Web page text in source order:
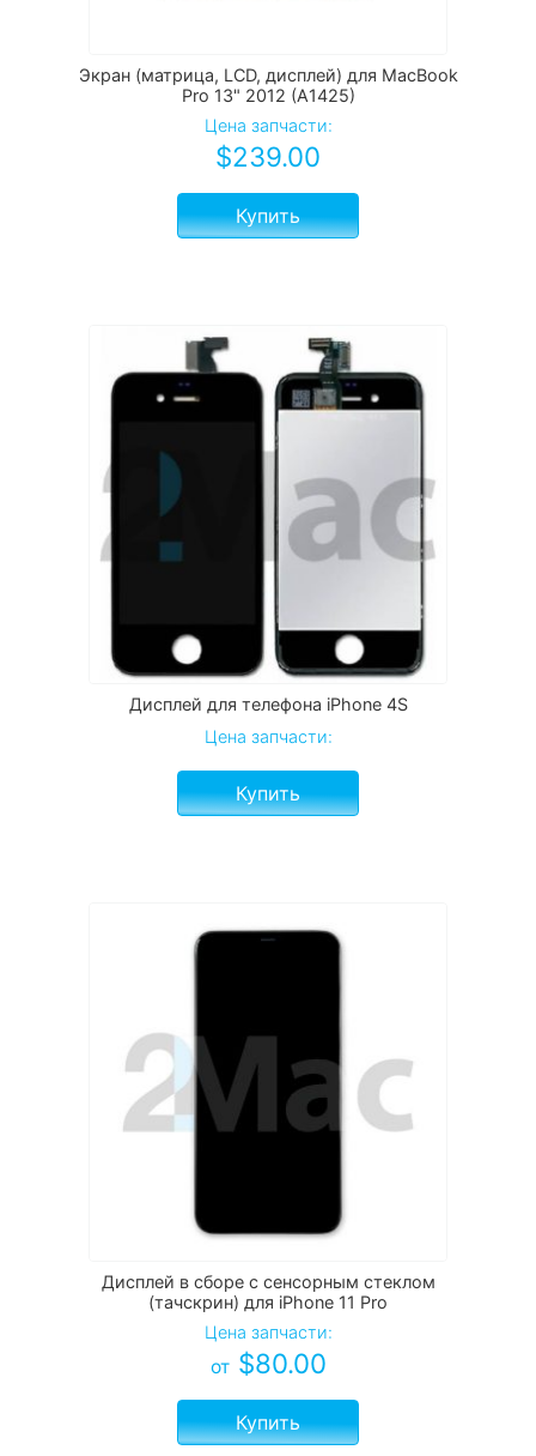
Экран (матрица, LCD, дисплей) для MacBook
Pro 13" 2012 (A1425)
Цена запчасти:
$239.00
Купить
Дисплей для телефона iPhone 4S
Цена запчасти:
Купить
Дисплей в сборе с сенсорным стеклом
(тачскрин) для iPhone 11 Pro
Цена запчасти:
от $80.00
Купить